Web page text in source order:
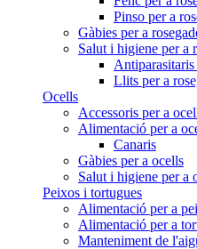
Pinso per a
Gàbies per a
Salut i higiene per a
Antiparasitaris
Llits per a
Ocells
Accessoris per a
Alimentació per a
Canaris
Gàbies per a ocells
Salut i higiene per a
Peixos i tortugues
Alimentació per a
Alimentació per a
Manteniment de